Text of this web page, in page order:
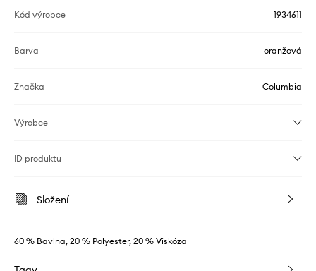
Kód výrobce 1934611
Barva oranžová
Značka Columbia
Výrobce
ID produktu
Složení
60 % Bavlna, 20 % Polyester, 20 % Viskóza